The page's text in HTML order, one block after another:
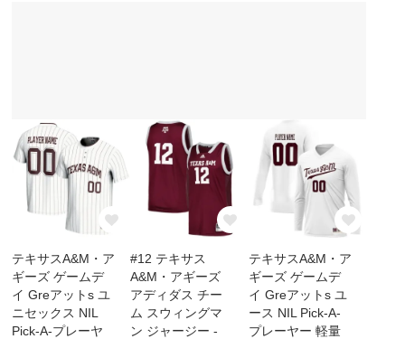
テキサスA&M・ア
ギーズ ゲームデ
イ Greアットs ユ
ニセックス NIL
Pick-A-プレーヤ
#12 テキサス
A&M・アギーズ
アディダス チー
ム スウィングマ
ン ジャージー -
テキサスA&M・ア
ギーズ ゲームデ
イ Greアットs ユ
ース NIL Pick-A-
プレーヤー 軽量